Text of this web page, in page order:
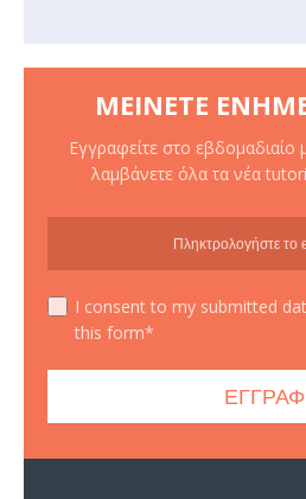
ΜΕΊΝΕΤΕ
Εγγραφείτε στο εβδομαδιαίο
λαμβάνετε όλα τα νέα
I consent to my submitted
this form*